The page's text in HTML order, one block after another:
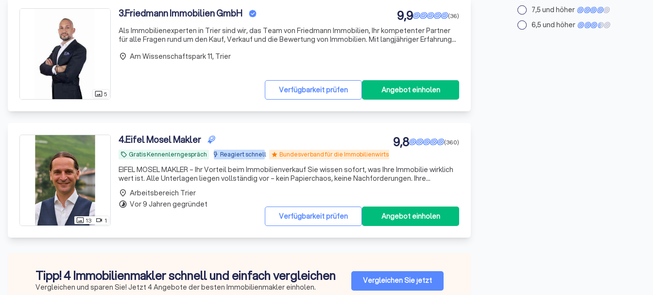
photo_size_select_actual5
3.Friedmann Immobilien GmbH (36)
9,9
Als Immobilienexperten in Trier sind wir, das Team von Friedmann Immobilien, Ihr kompetenter Partner
für alle Fragen rund um den Kauf, Verkauf und die Bewertung von Immobilien. Mit langjähriger Erfahrung
Verfügbarkeit prüfen Angebot einholen
place Am Wissenschaftspark 11, Trier
photo_size_select_actual 13 videocam 1
4.Eifel Mosel Makler
local_offer Gratis Kennenlerngespräch Reagiert schnell star Bundesverband für die Immobilienwirtschaft
(360)
9,8
EIFEL MOSEL MAKLER – Ihr Vorteil beim Immobilienverkauf Sie wissen sofort, was Ihre Immobilie wirklich
wert ist. Alle Unterlagen liegen vollständig vor – kein Papierchaos, keine Nachforderungen. Ihre
Verfügbarkeit prüfen Angebot einholen
place Arbeitsbereich Trier
timelapse Vor 9 Jahren gegründet
Tipp! 4 Immobilienmakler schnell und einfach vergleichen
Vergleichen und sparen Sie! Jetzt 4 Angebote der besten Immobilienmakler einholen.
Vergleichen Sie jetzt
7,5 und höher
6,5 und höher